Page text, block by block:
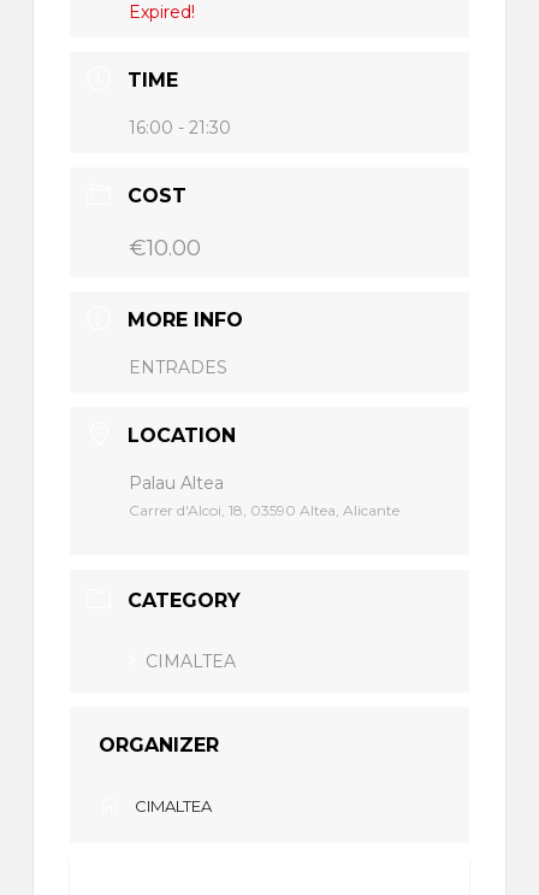
Expired!
TIME
16:00 - 21:30
COST
€10.00
MORE INFO
ENTRADES
LOCATION
Palau Altea
Carrer d'Alcoi, 18, 03590 Altea, Alicante
CATEGORY
CIMALTEA
ORGANIZER
CIMALTEA